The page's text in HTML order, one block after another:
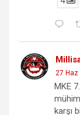
27 Haz
MKE
karşı